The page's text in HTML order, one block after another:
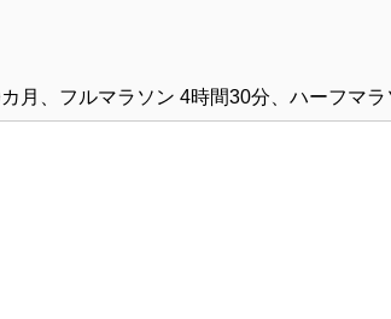
月、フルマラソン 4時間30分、ハーフマ